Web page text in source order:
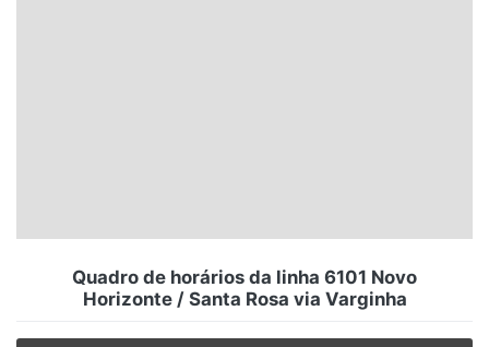
Quadro de horários da linha 6101 Novo
Horizonte / Santa Rosa via Varginha